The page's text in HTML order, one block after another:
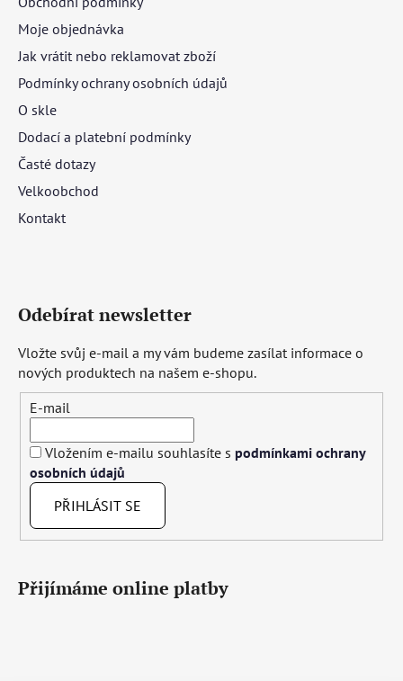
Moje objednávka
Jak vrátit nebo reklamovat zboží
Podmínky ochrany osobních údajů
O skle
Dodací a platební podmínky
Časté dotazy
Velkoobchod
Kontakt
Odebírat newsletter
Vložte svůj e-mail a my vám budeme zasílat informace o
nových produktech na našem e-shopu.
E-mail
Vložením e-mailu souhlasíte s podmínkami ochrany
osobních údajů
PŘIHLÁSIT SE
Přijímáme online platby